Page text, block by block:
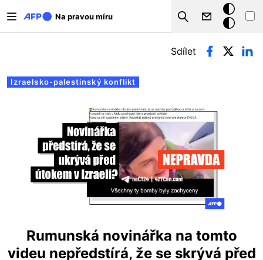
Na pravou míru
Search
Tmavý
režim
Hlavní záložky
Izraelsko-palestinský konflikt
Sdílet
Rumunská novinářka na tomto
videu nepředstírá, že se skrývá před